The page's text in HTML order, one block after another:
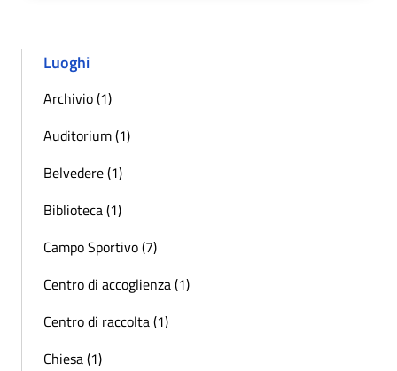
Luoghi
Archivio (1)
Auditorium (1)
Belvedere (1)
Biblioteca (1)
Campo Sportivo (7)
Centro di accoglienza (1)
Centro di raccolta (1)
Chiesa (1)